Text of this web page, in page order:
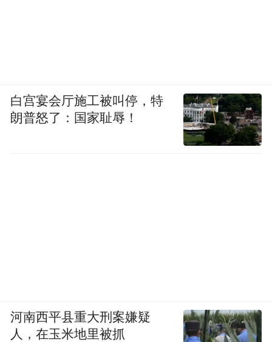
白宫宴会厅施工被叫停，特
朗普怒了：国家耻辱！
河南西平县重大刑案嫌疑
人，在玉米地里被抓